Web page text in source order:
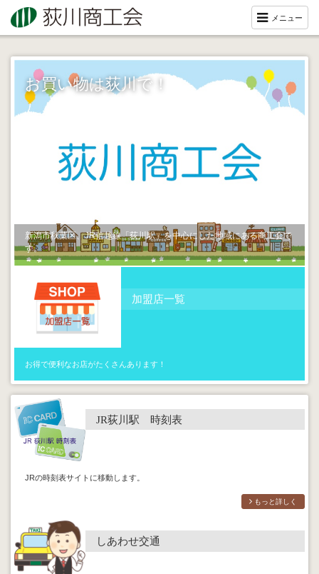
メニュー
お買い物は荻川で！
新潟市秋葉区、JR信越線「荻川駅」を中心にした地域にある商工会で
す。
加盟店一覧
お得で便利なお店がたくさんあります！
JR荻川駅 時刻表
JRの時刻表サイトに移動します。
もっと詳しく
しあわせ交通